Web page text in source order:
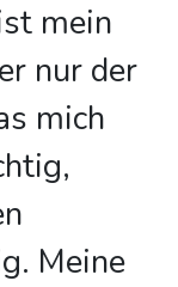
mein
nur der
mich
Meine